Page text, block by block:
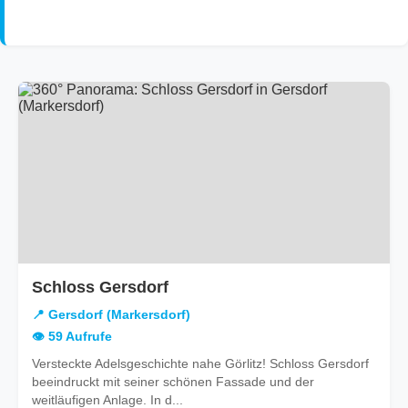
Schloss Gersdorfin
Gersdorf
(Markersdorf)
📍 Gersdorf (Markersdorf)
👁️ 59 Aufrufe
Versteckte Adelsgeschichte nahe Görlitz! Schloss Gersdorf
beeindruckt mit seiner schönen Fassade und der
weitläufigen Anlage. In d...